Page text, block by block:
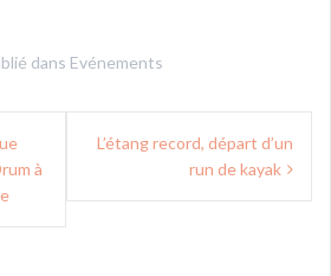
dans Evénements
à
L’étang record, départ d’un
run de kayak